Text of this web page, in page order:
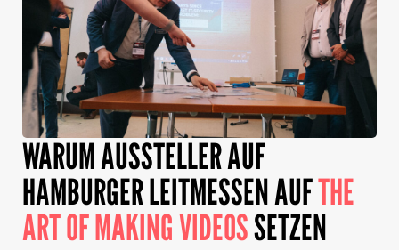
WARUM AUSSTELLER AUF
HAMBURGER LEITMESSEN AUFTHE
ART OF MAKING VIDEOSSETZEN